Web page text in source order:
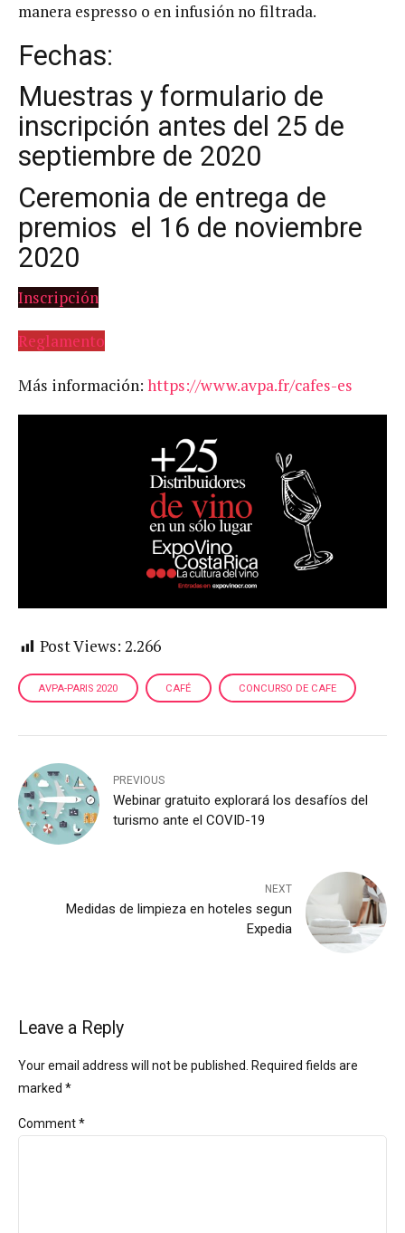
manera espresso o en infusión no filtrada.
Fechas:
Muestras y formulario de
inscripción antes del 25 de
septiembre de 2020
Ceremonia de entrega de
premios el 16 de noviembre
2020
Inscripción
Reglamento
Más información: https://www.avpa.fr/cafes-es
Post Views: 2.266
AVPA-PARIS 2020 CAFÉ CONCURSO DE CAFE
PREVIOUS
Webinar gratuito explorará los desafíos del
turismo ante el COVID-19
NEXT
Medidas de limpieza en hoteles segun
Expedia
Leave a Reply
Your email address will not be published. Required fields are
marked *
Comment*